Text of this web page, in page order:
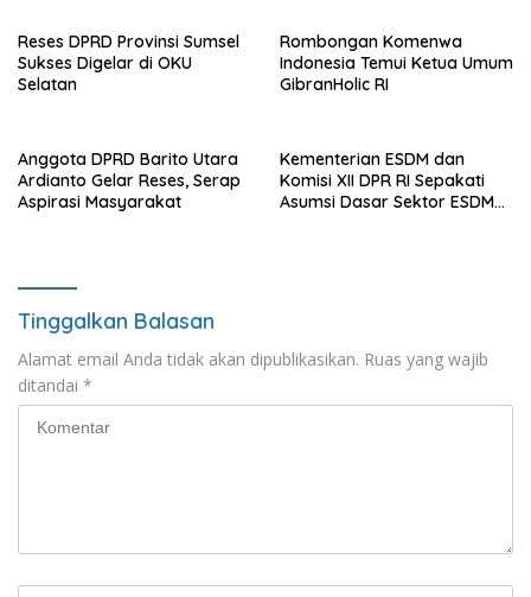
Reses DPRD Provinsi Sumsel
Sukses Digelar di OKU
Selatan
Rombongan Komenwa
Indonesia Temui Ketua Umum
GibranHolic RI
Anggota DPRD Barito Utara
Ardianto Gelar Reses, Serap
Aspirasi Masyarakat
Kementerian ESDM dan
Komisi XII DPR RI Sepakati
Asumsi Dasar Sektor ESDM
Tinggalkan Balasan
Alamat email Anda tidak akan dipublikasikan. Ruas yang wajib
ditandai *